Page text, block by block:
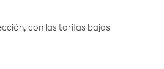
con las tarifas bajas